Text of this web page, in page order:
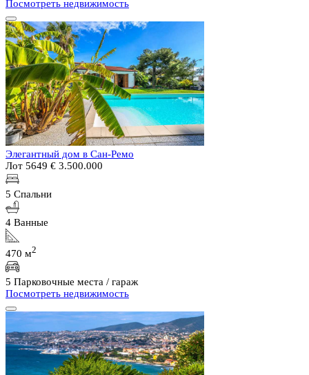
Посмотреть недвижимость
Элегантный дом в Сан-Ремо
Лот 5649 € 3.500.000
5 Спальни
4 Ванные
470 м2
5 Парковочные места / гараж
Посмотреть недвижимость